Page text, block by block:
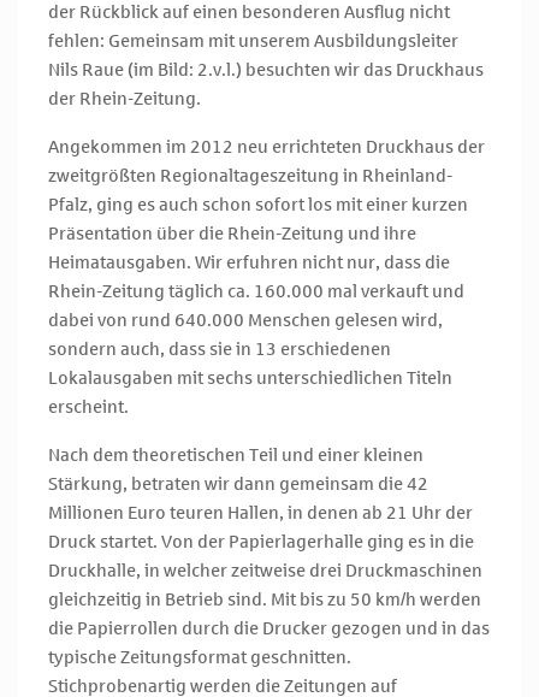
der Rückblick auf einen besonderen Ausflug nicht
fehlen: Gemeinsam mit unserem Ausbildungsleiter
Nils Raue (im Bild: 2.v.l.) besuchten wir das Druckhaus
der Rhein-Zeitung.
Angekommen im 2012 neu errichteten Druckhaus der
zweitgrößten Regionaltageszeitung in Rheinland-
Pfalz, ging es auch schon sofort los mit einer kurzen
Präsentation über die Rhein-Zeitung und ihre
Heimatausgaben. Wir erfuhren nicht nur, dass die
Rhein-Zeitung täglich ca. 160.000 mal verkauft und
dabei von rund 640.000 Menschen gelesen wird,
sondern auch, dass sie in 13 erschiedenen
Lokalausgaben mit sechs unterschiedlichen Titeln
erscheint.
Nach dem theoretischen Teil und einer kleinen
Stärkung, betraten wir dann gemeinsam die 42
Millionen Euro teuren Hallen, in denen ab 21 Uhr der
Druck startet. Von der Papierlagerhalle ging es in die
Druckhalle, in welcher zeitweise drei Druckmaschinen
gleichzeitig in Betrieb sind. Mit bis zu 50 km/h werden
die Papierrollen durch die Drucker gezogen und in das
typische Zeitungsformat geschnitten.
Stichprobenartig werden die Zeitungen auf